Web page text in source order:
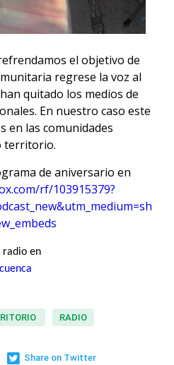
el objetivo de
regrese la voz al
quitado los medios de
En nuestro caso este
en las comunidades
territorio.
de aniversario en
rf/103915379?
radio en
RADIO
Share on Twitter